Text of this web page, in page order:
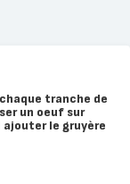
tranche de
un oeuf sur
le gruyère